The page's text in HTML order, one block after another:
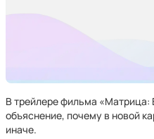
В трейлере фильма
объяснение, почему в новой
иначе.